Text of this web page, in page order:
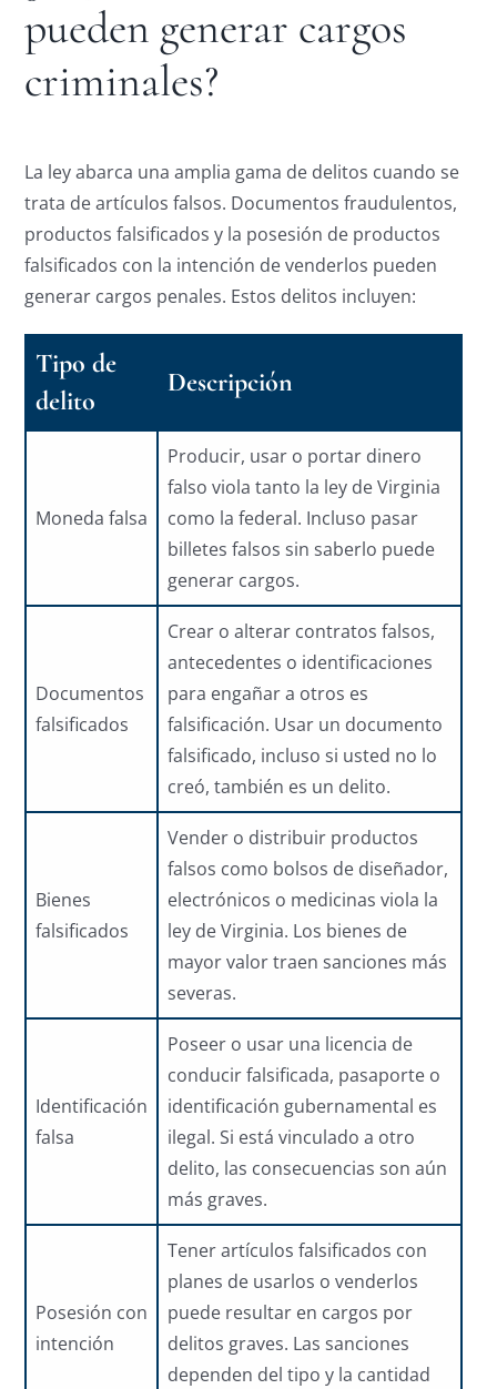
pueden generar cargos
criminales?
La ley abarca una amplia gama de delitos cuando se
trata de artículos falsos. Documentos fraudulentos,
productos falsificados y la posesión de productos
falsificados con la intención de venderlos pueden
generar cargos penales. Estos delitos incluyen:
Tipo de
delito
Descripción
Moneda falsa
Producir, usar o portar dinero
falso viola tanto la ley de Virginia
como la federal. Incluso pasar
billetes falsos sin saberlo puede
generar cargos.
Documentos
falsificados
Crear o alterar contratos falsos,
antecedentes o identificaciones
para engañar a otros es
falsificación. Usar un documento
falsificado, incluso si usted no lo
creó, también es un delito.
Bienes
falsificados
Vender o distribuir productos
falsos como bolsos de diseñador,
electrónicos o medicinas viola la
ley de Virginia. Los bienes de
mayor valor traen sanciones más
severas.
Identificación
falsa
Poseer o usar una licencia de
conducir falsificada, pasaporte o
identificación gubernamental es
ilegal. Si está vinculado a otro
delito, las consecuencias son aún
más graves.
Posesión con
intención
Tener artículos falsificados con
planes de usarlos o venderlos
puede resultar en cargos por
delitos graves. Las sanciones
dependen del tipo y la cantidad